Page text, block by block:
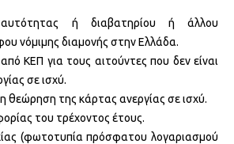
ή διαβατηρίου ή άλλου
νόμιμης διαμονής στην Ελλάδα.
ΚΕΠ για τους αιτούντες που δεν είναι
σε ισχύ.
θεώρηση της κάρτας ανεργίας σε ισχύ.
του τρέχοντος έτους.
(φωτοτυπία πρόσφατου λογαριασμού